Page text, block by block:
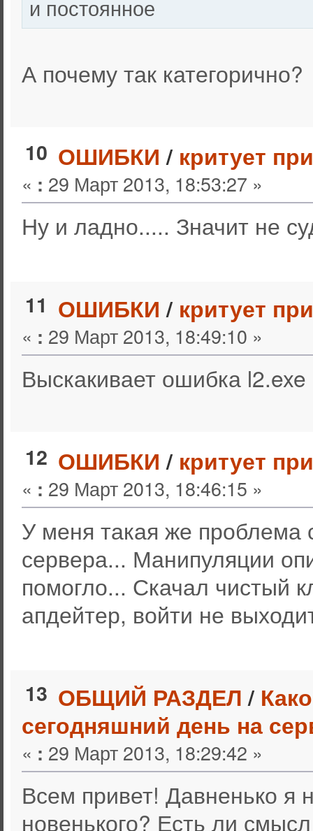
и постоянное
А почему так
10 ОШИБКИ / критует
« : 29 Март 2013, 18:53:27 »
Ну и ладно..... Значит не
11 ОШИБКИ / критует
« : 29 Март 2013, 18:49:10 »
Выскакивает ошибка l2.exe
12 ОШИБКИ / критует
« : 29 Март 2013, 18:46:15 »
У меня такая же проблема
сервера... Манипуляции
помогло... Скачал чистый
апдейтер, войти не
13 ОБЩИЙ РАЗДЕЛ/
сегодняшний день на
« : 29 Март 2013, 18:29:42 »
Всем привет! Давненько я
новенького? Есть ли